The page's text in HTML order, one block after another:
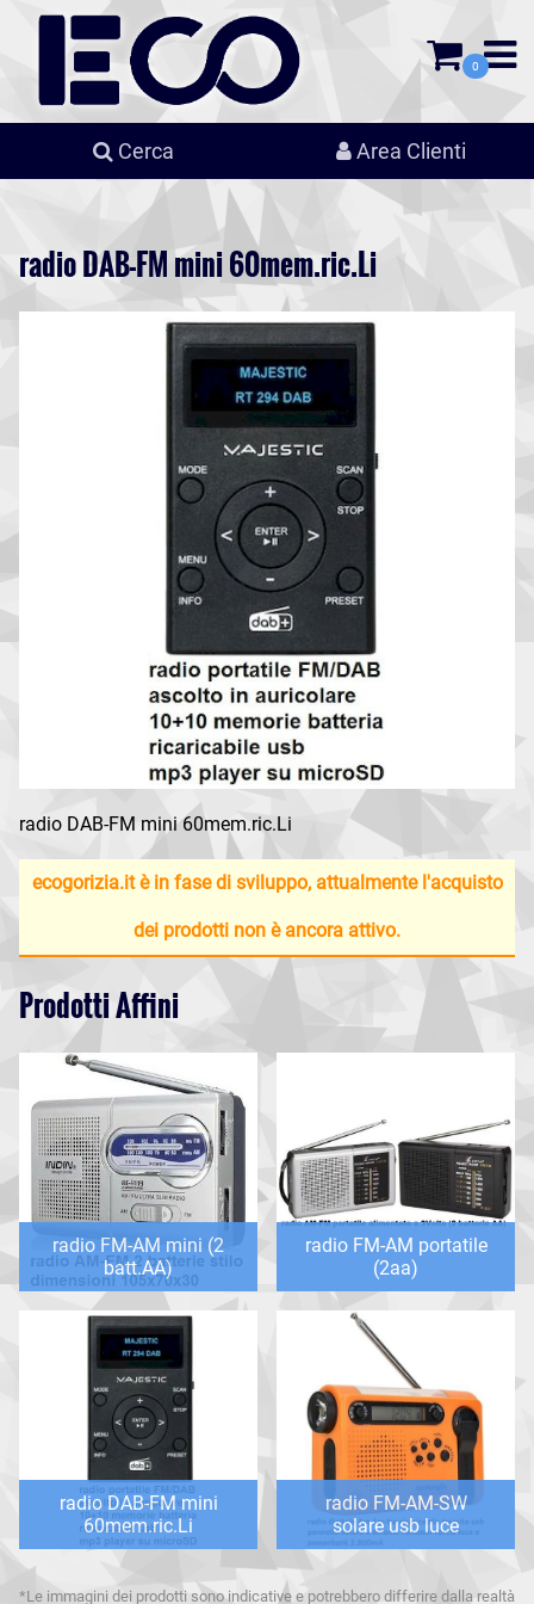
0
Cerca Area Clienti
radio DAB-FM mini 60mem.ric.Li
radio DAB-FM mini 60mem.ric.Li
ecogorizia.it è in fase di sviluppo, attualmente l'acquisto
dei prodotti non è ancora attivo.
Prodotti Affini
radio FM-AM mini (2
batt.AA)
radio FM-AM portatile
(2aa)
radio DAB-FM mini
60mem.ric.Li
radio FM-AM-SW
solare usb luce
*Le immagini dei prodotti sono indicative e potrebbero differire dalla realtà